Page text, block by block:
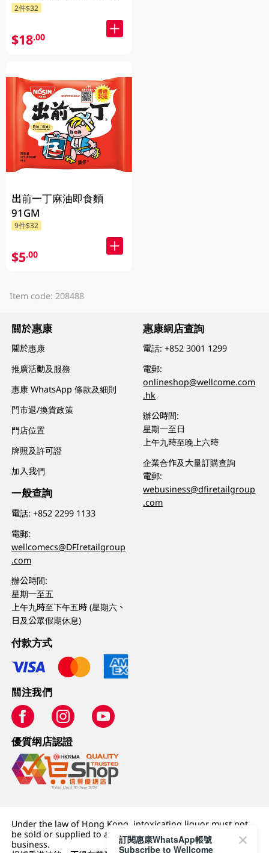
2件$32
$18.00
出前一丁麻油即食麵
91GM
9件$32
$5.00
Item code: 208488
關於惠康
關於惠康
推廣活動及服務
惠康 WhatsApp 條款及細則
門市退/換貨政策
門店位置
牌照及許可證
加入我們
一般查詢
電話:+852 2299 1133
電郵:
wellcomecs@DFIretailgroup
.com
辦公時間:
星期一至五
上午九時至下午五時 (星期六、
日及公眾假期休息)
惠康網店查詢
電話:+852 3001 1299
電郵:
onlineshop@wellcome.com
.hk
辦公時間:
星期一至日
上午九時至晚上六時
企業合作及大量訂購查詢
電郵:
webusiness@dfiretailgroup
.com
付款方式
關注我們
優質纲店認證
Under the law of Hong Kong, intoxicating liquor must not
be sold or supplied to a minor (under 18) in the course of
business.
訂閱惠康WhatsApp帳號
Subscribe to Wellcome